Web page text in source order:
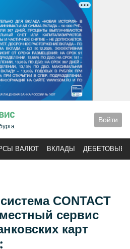
Войти
ВАЛЮТ ВКЛАДЫ ДЕБЕТОВЫЕ
CONTACT
сервис
карт